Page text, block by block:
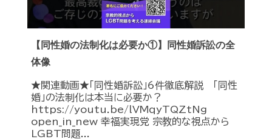
【同性婚の法制化は必要か①】同性婚訴訟の全
体像
★関連動画★「同性婚訴訟」6件徹底解説 「同性
婚」の法制化は本当に必要か？
https://youtu.be/lVMqyTQZtNg
open_in_new 幸福実現党 宗教的な視点から
LGBT問題...